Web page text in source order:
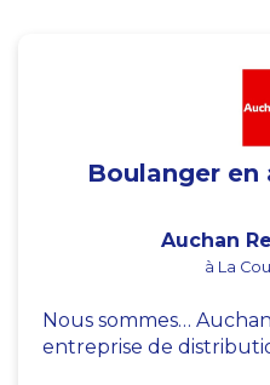
Boulanger en
Auchan
à La
Nous sommes…
entreprise de